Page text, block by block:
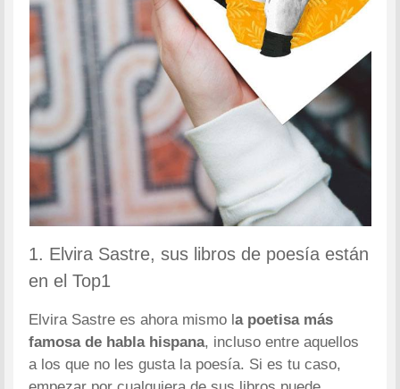
1. Elvira Sastre, sus libros de poesía están
en el Top1
Elvira Sastre es ahora mismo la poetisa más
famosa de habla hispana, incluso entre aquellos
a los que no les gusta la poesía. Si es tu caso,